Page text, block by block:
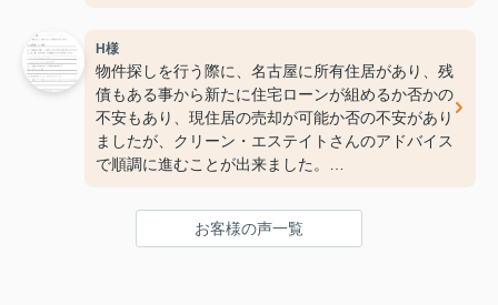
ります。これからもどうぞよろしくお願い致しま
す。
H様
物件探しを行う際に、名古屋に所有住居があり、残
債もある事から新たに住宅ローンが組めるか否かの
不安もあり、現住居の売却が可能か否の不安があり
ましたが、クリーン・エステイトさんのアドバイス
で順調に進むことが出来ました。
いてありがとうございました。
お客様の声一覧